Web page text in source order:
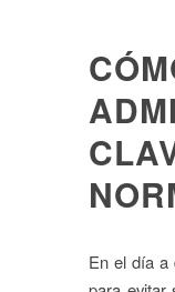
En el día a